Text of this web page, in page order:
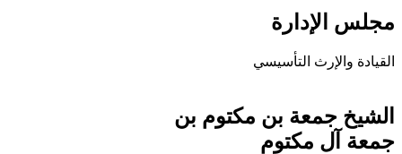
مجلس الإدارة
القيادة والإرث التأسيسي
الشيخ جمعة بن مكتوم بن
جمعة آل مكتوم